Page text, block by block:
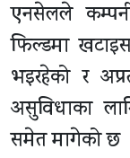
एनसेलले
फिल्डमा
भइरहेको र
असुविधाका
समेत मागेको छ